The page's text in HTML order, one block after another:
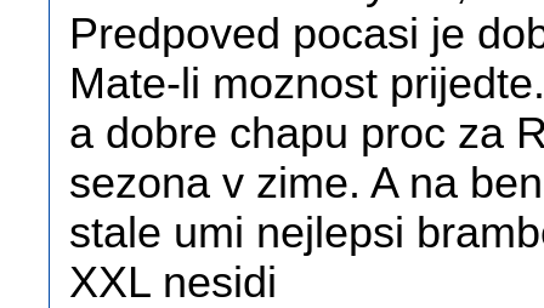
Predpoved pocasi je
Mate-li moznost
a dobre chapu proc za
sezona v zime. A na
stale umi nejlepsi
XXL nesidi